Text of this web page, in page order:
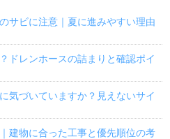
サビに注意｜夏に進みやすい理由
ドレンホースの詰まりと確認ポイ
気づいていますか？見えないサイ
建物に合った工事と優先順位の考